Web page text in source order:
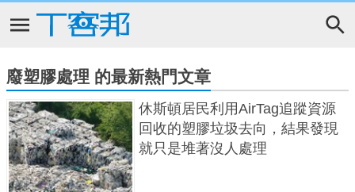
廢塑膠處理 的最新熱門文章
休斯頓居民利用AirTag追蹤資源
回收的塑膠垃圾去向，結果發現
就只是堆著沒人處理